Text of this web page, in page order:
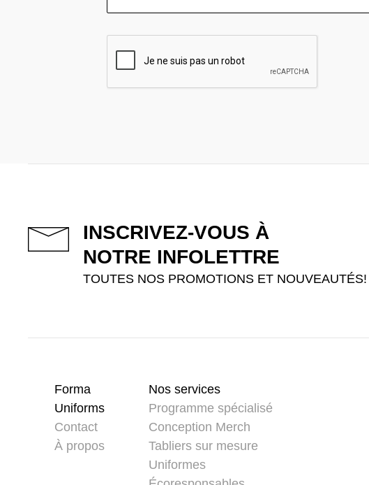
INSCRIVEZ-VOUS À
NOTRE INFOLETTRE
TOUTES NOS PROMOTIONS ET NOUVEAUTÉS!
Forma
Uniforms
Contact
À propos
Nos services
Programme spécialisé
Conception Merch
Tabliers sur mesure
Uniformes